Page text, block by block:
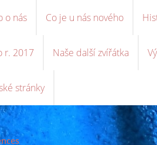
o nás Co je u nás nového
r. 2017 Naše další zvířátka
stránky